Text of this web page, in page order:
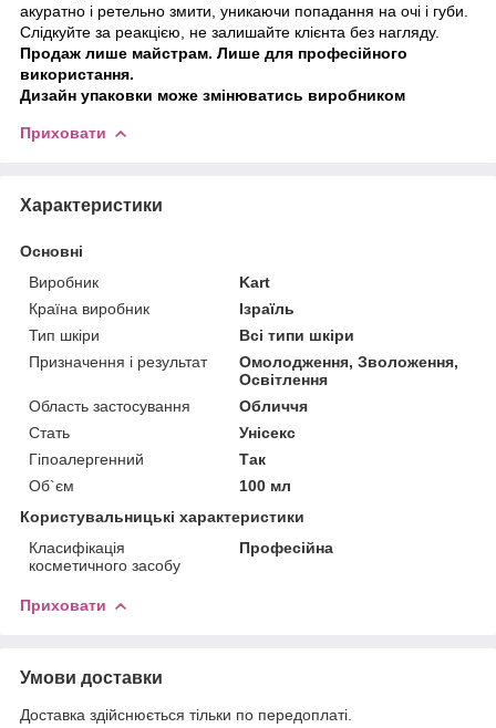
акуратно і ретельно змити, уникаючи попадання на очі і губи.
Слідкуйте за реакцією, не залишайте клієнта без нагляду.
Продаж лише майстрам. Лише для професійного
використання.
Дизайн упаковки може змінюватись виробником
Приховати
Характеристики
Основні
Виробник
Kart
Країна виробник
Ізраїль
Тип шкіри
Всі типи шкіри
Призначення і результат
Омолодження, Зволоження,
Освітлення
Область застосування
Обличчя
Стать
Унісекс
Гіпоалергенний
Так
Об`єм
100 мл
Користувальницькі характеристики
Класифікація
косметичного засобу
Професійна
Приховати
Умови доставки
Доставка здійснюється тільки по передоплаті.